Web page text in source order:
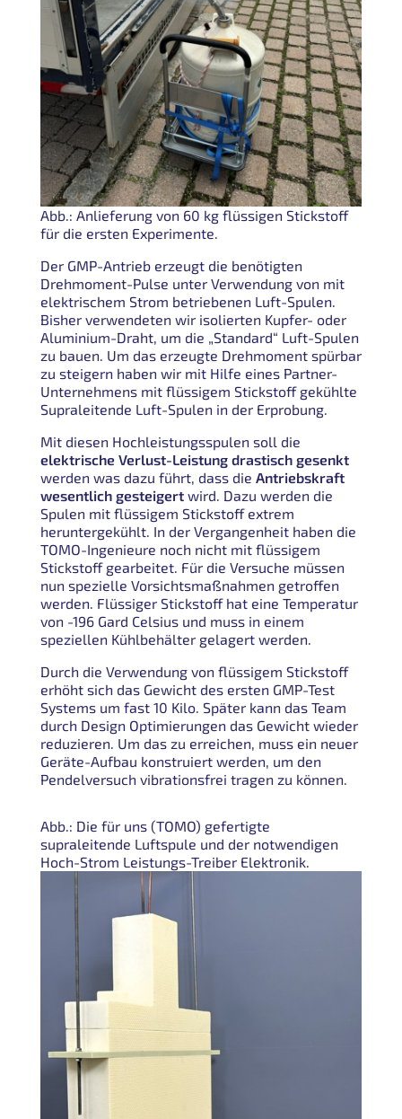
Abb.: Anlieferung von 60 kg flüssigen Stickstoff
für die ersten Experimente.
Der GMP-Antrieb erzeugt die benötigten
Drehmoment-Pulse unter Verwendung von mit
elektrischem Strom betriebenen Luft-Spulen.
Bisher verwendeten wir isolierten Kupfer- oder
Aluminium-Draht, um die „Standard“ Luft-Spulen
zu bauen. Um das erzeugte Drehmoment spürbar
zu steigern haben wir mit Hilfe eines Partner-
Unternehmens mit flüssigem Stickstoff gekühlte
Supraleitende Luft-Spulen in der Erprobung.
Mit diesen Hochleistungsspulen soll die
elektrische Verlust-Leistung drastisch gesenkt
werden was dazu führt, dass die Antriebskraft
wesentlich gesteigertwird. Dazu werden die
Spulen mit flüssigem Stickstoff extrem
heruntergekühlt. In der Vergangenheit haben die
TOMO-Ingenieure noch nicht mit flüssigem
Stickstoff gearbeitet. Für die Versuche müssen
nun spezielle Vorsichtsmaßnahmen getroffen
werden. Flüssiger Stickstoff hat eine Temperatur
von -196 Gard Celsius und muss in einem
speziellen Kühlbehälter gelagert werden.
Durch die Verwendung von flüssigem Stickstoff
erhöht sich das Gewicht des ersten GMP-Test
Systems um fast 10 Kilo. Später kann das Team
durch Design Optimierungen das Gewicht wieder
reduzieren. Um das zu erreichen, muss ein neuer
Geräte-Aufbau konstruiert werden, um den
Pendelversuch vibrationsfrei tragen zu können.
Abb.: Die für uns (TOMO) gefertigte
supraleitende Luftspule und der notwendigen
Hoch-Strom Leistungs-Treiber Elektronik.